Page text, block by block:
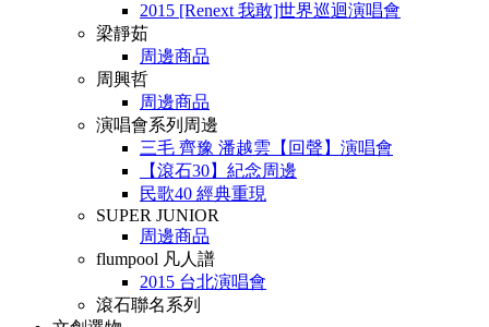
2015 [Renext 我敢]世界巡迴演唱會
梁靜茹
周邊商品
周興哲
周邊商品
演唱會系列周邊
三毛 齊豫 潘越雲【回聲】演唱會
【滾石30】紀念周邊
民歌40 經典重現
SUPER JUNIOR
周邊商品
flumpool 凡人譜
2015 台北演唱會
滾石聯名系列